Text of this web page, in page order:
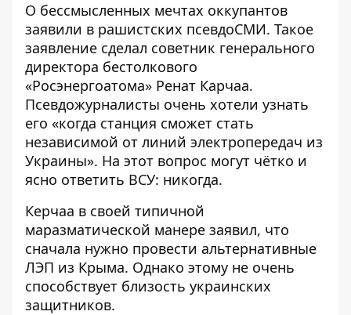
О бессмысленных мечтах оккупантов
заявили в рашистских псевдоСМИ. Такое
заявление сделал советник генерального
директора бестолкового
«Росэнергоатома» Ренат Карчаа.
Псевдожурналисты очень хотели узнать
его «когда станция сможет стать
независимой от линий электропередач из
Украины». На этот вопрос могут чётко и
ясно ответить ВСУ: никогда.
Керчаа в своей типичной
маразматической манере заявил, что
сначала нужно провести альтернативные
ЛЭП из Крыма. Однако этому не очень
способствует близость украинских
защитников.